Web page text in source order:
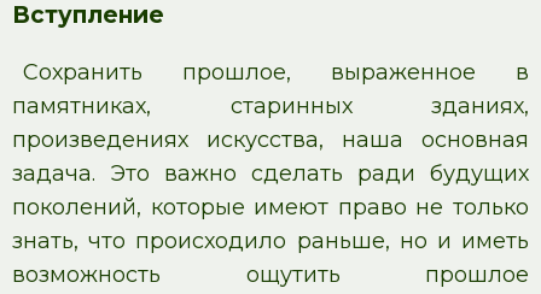
Вступление
Сохранить прошлое, выраженное в
памятниках, старинных зданиях,
произведениях искусства, наша основная
задача. Это важно сделать ради будущих
поколений, которые имеют право не только
знать, что происходило раньше, но и иметь
возможность ощутить прошлое